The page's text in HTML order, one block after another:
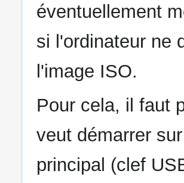
éventuellement
si l'ordinateur ne
l'image ISO.
Pour cela, il faut
veut démarrer
principal (clef